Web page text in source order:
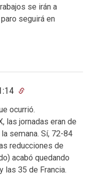
se irán a
seguirá en
ocurrió.
las jornadas eran de
semana. Sí, 72-84
reducciones de
acabó quedando
las 35 de Francia.